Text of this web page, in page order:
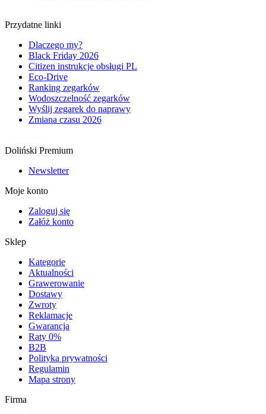
Przydatne linki
Dlaczego my?
Black Friday 2026
Citizen instrukcje obsługi PL
Eco-Drive
Ranking zegarków
Wodoszczelność zegarków
Wyślij zegarek do naprawy
Zmiana czasu 2026
Doliński Premium
Newsletter
Moje konto
Zaloguj się
Załóż konto
Sklep
Kategorie
Aktualności
Grawerowanie
Dostawy
Zwroty
Reklamacje
Gwarancja
Raty 0%
B2B
Polityka prywatności
Regulamin
Mapa strony
Firma